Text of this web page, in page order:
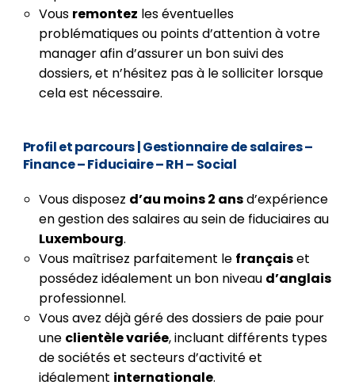
Vous remontez les éventuelles
problématiques ou points d’attention à votre
manager afin d’assurer un bon suivi des
dossiers, et n’hésitez pas à le solliciter lorsque
cela est nécessaire.
Profil et parcours| Gestionnaire de salaires –
Finance – Fiduciaire – RH – Social
Vous disposez d’au moins 2 ansd’expérience
en gestion des salaires au sein de fiduciaires au
Luxembourg.
Vous maîtrisez parfaitement le françaiset
possédez idéalement un bon niveau d’anglais
professionnel.
Vous avez déjà géré des dossiers de paie pour
une clientèle variée, incluant différents types
de sociétés et secteurs d’activité et
idéalement internationale.